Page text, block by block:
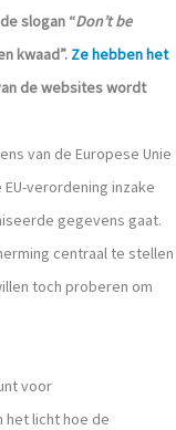
slogan “Don’t be
kwaad”. Ze hebben het
de websites wordt
van de Europese Unie
verordening inzake
gegevens gaat.
centraal te stellen
toch proberen om
voor
het licht hoe de